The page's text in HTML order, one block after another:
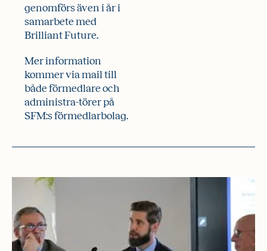
genomförs även i år i
samarbete med
Brilliant Future.
Mer information
kommer via mail till
både förmedlare och
administra-törer på
SFM:s förmedlarbolag.